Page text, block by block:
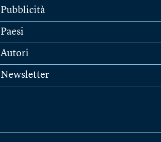
Pubblicità
Paesi
Autori
Newsletter